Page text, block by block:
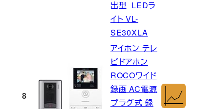
出型 LEDラ
イト VL-
SE30XLA
8
アイホン テレ
ビドアホン
ROCOワイド
録画 AC電源
プラグ式 録